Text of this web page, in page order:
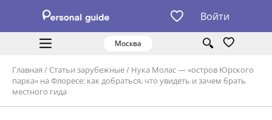
Войти
Москва
Главная / Статьи зарубежные/ Нука Молас — «остров Юрского
парка» на Флоресе: как добраться, что увидеть и зачем брать
местного гида